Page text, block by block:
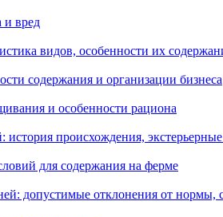
и вред
видов, особенности их
содержания и организации бизнеса
и особенности рациона
история происхождения,
для содержания на ферме
допустимые отклонения от нормы,